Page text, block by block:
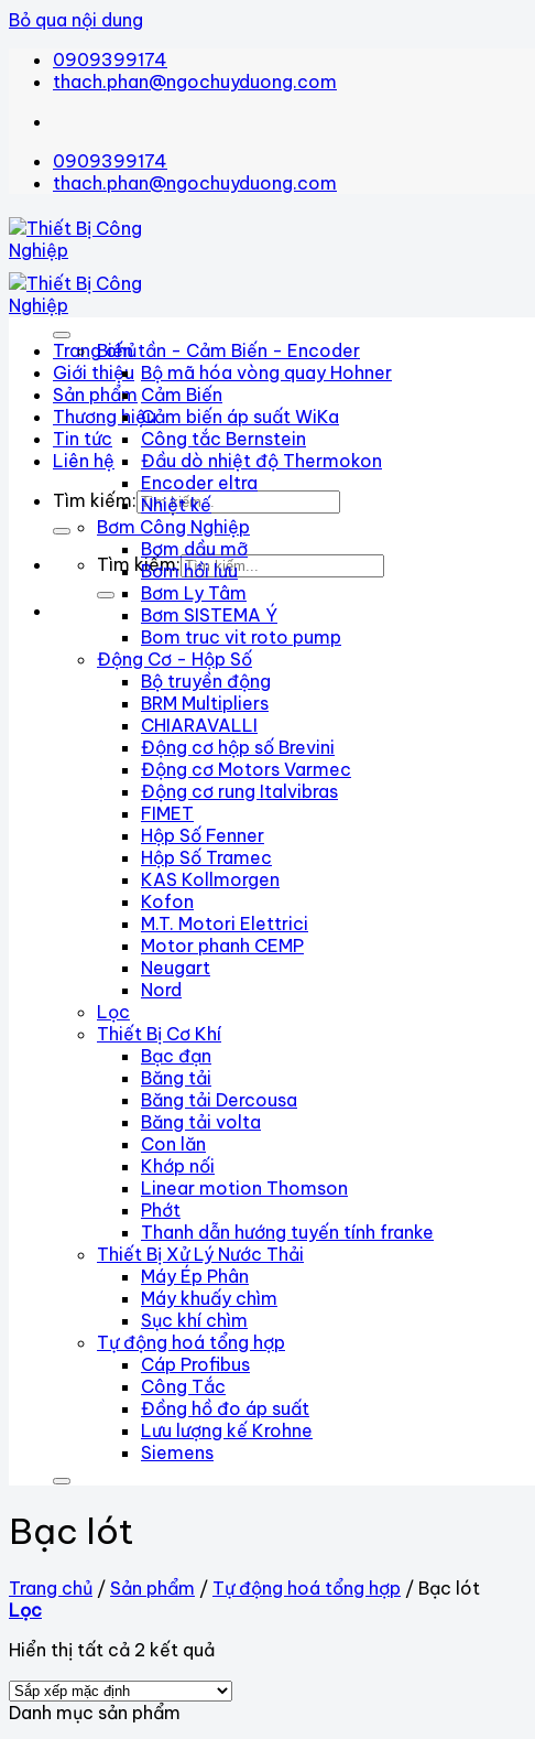
Bỏ qua nội dung
0909399174
thach.phan@ngochuyduong.com
0909399174
thach.phan@ngochuyduong.com
Trang chủ
Giới thiệu
Sản phẩm
Thương hiệu
Tin tức
Liên hệ
Tìm kiếm:
Tìm kiếm:
Biến tần - Cảm Biến - Encoder
Bộ mã hóa vòng quay Hohner
Cảm Biến
Cảm biến áp suất WiKa
Công tắc Bernstein
Đầu dò nhiệt độ Thermokon
Encoder eltra
Nhiệt kế
Bơm Công Nghiệp
Bơm dầu mỡ
Bơm hồi lưu
Bơm Ly Tâm
Bơm SISTEMA Ý
Bom truc vit roto pump
Động Cơ - Hộp Số
Bộ truyền động
BRM Multipliers
CHIARAVALLI
Động cơ hộp số Brevini
Động cơ Motors Varmec
Động cơ rung Italvibras
FIMET
Hộp Số Fenner
Hộp Số Tramec
KAS Kollmorgen
Kofon
M.T. Motori Elettrici
Motor phanh CEMP
Neugart
Nord
Lọc
Thiết Bị Cơ Khí
Bạc đạn
Băng tải
Băng tải Dercousa
Băng tải volta
Con lăn
Khớp nối
Linear motion Thomson
Phớt
Thanh dẫn hướng tuyến tính franke
Thiết Bị Xử Lý Nước Thải
Máy Ép Phân
Máy khuấy chìm
Sục khí chìm
Tự động hoá tổng hợp
Cáp Profibus
Công Tắc
Đồng hồ đo áp suất
Lưu lượng kế Krohne
Siemens
Bạc lót
Trang chủ / Sản phẩm / Tự động hoá tổng hợp / Bạc lót
Lọc
Hiển thị tất cả 2 kết quả
Danh mục sản phẩm